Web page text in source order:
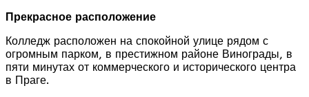
Прекрасное расположение
Колледж расположен на спокойной улице рядом с
огромным парком, в престижном районе Винограды, в
пяти минутах от коммерческого и исторического центра
в Праге.